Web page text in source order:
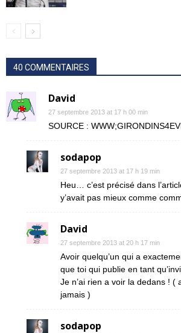
40 COMMENTAIRES
David
27 septembre 2013 at 17 h 00 min
SOURCE :
sodapop
27 septembre 2013 at 17 h 19 min
Heu… c’est précisé dans
y’avait pas mieux comme
David
27 septembre 2013 at 20 h 17 min
Avoir quelqu’un qui a
que toi qui publie en tant
Je n’ai rien a voir la dedans ! (
jamais )
sodapop